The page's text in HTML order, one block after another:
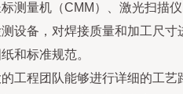
标测量机（CMM）、激光扫描
设备，对焊接质量和加工尺寸
和标准规范。
的工程团队能够进行详细的工艺